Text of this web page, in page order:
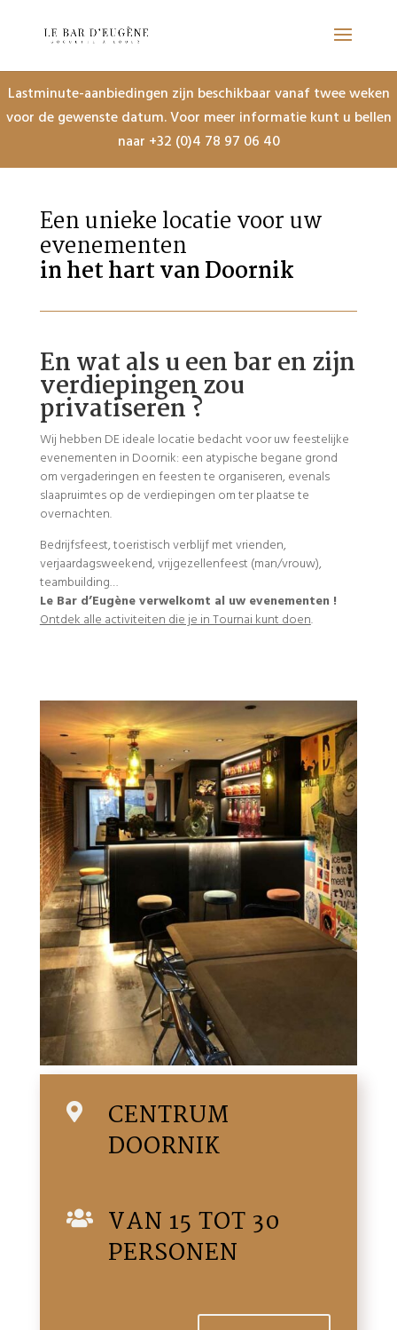
Lastminute-aanbiedingen zijn beschikbaar vanaf twee weken
voor de gewenste datum. Voor meer informatie kunt u bellen
naar +32 (0)4 78 97 06 40
Een unieke locatie voor uw
evenementen
in het hart van Doornik
En wat als u een bar en zijn
verdiepingen zou
privatiseren ?
Wij hebben DE ideale locatie bedacht voor uw feestelijke
evenementen in Doornik: een atypische begane grond
om vergaderingen en feesten te organiseren, evenals
slaapruimtes op de verdiepingen om ter plaatse te
overnachten.
Bedrijfsfeest, toeristisch verblijf met vrienden,
verjaardagsweekend, vrijgezellenfeest (man/vrouw),
teambuilding…
Le Bar d’Eugène verwelkomt al uw evenementen !
Ontdek alle activiteiten die je in Tournai kunt doen.

CENTRUM
DOORNIK

VAN 15 TOT 30
PERSONEN